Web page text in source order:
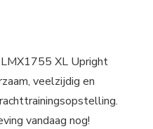
XL Upright
veelzijdig en
vandaag nog!